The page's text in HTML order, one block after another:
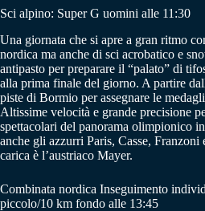
Sci alpino: Super G uomini alle 11:30
Una giornata che si apre a gran ritmo
nordica ma anche di sci acrobatico e
antipasto per preparare il “palato” di
alla prima finale del giorno. A partire
piste di Bormio per assegnare le
Altissime velocità e grande precisione
spettacolari del panorama olimpionico
anche gli azzurri Paris, Casse,
carica è l’austriaco Mayer.
Combinata nordica Inseguimento
piccolo/10 km fondo alle 13:45